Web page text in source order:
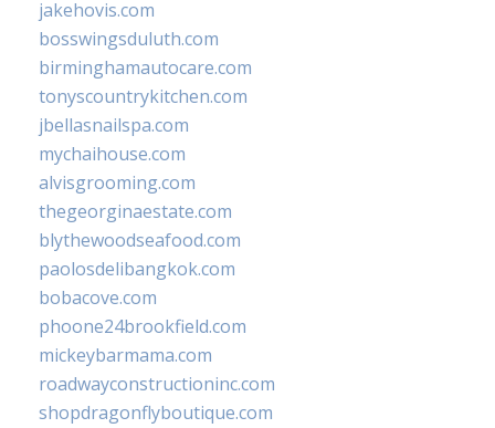
jakehovis.com
bosswingsduluth.com
birminghamautocare.com
tonyscountrykitchen.com
jbellasnailspa.com
mychaihouse.com
alvisgrooming.com
thegeorginaestate.com
blythewoodseafood.com
paolosdelibangkok.com
bobacove.com
phoone24brookfield.com
mickeybarmama.com
roadwayconstructioninc.com
shopdragonflyboutique.com